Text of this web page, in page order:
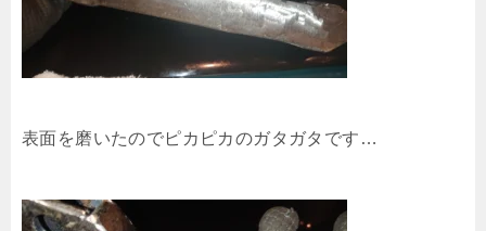
表面を磨いたのでピカピカのガタガタです…